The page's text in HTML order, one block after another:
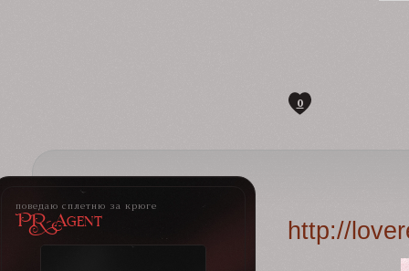
0
поведаю сплетню за крюге
PR-Agent http://